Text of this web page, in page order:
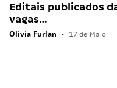
Editais publicados
vagas…
Olivia Furlan • 17 de Maio